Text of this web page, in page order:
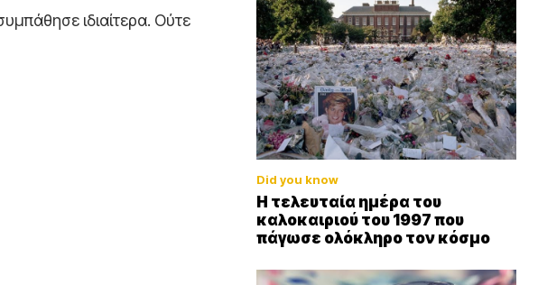
ιδιαίτερα. Ούτε
Did you know
Η τελευταία ημέρα του
καλοκαιριού του 1997 που
πάγωσε ολόκληρο τον κόσμο